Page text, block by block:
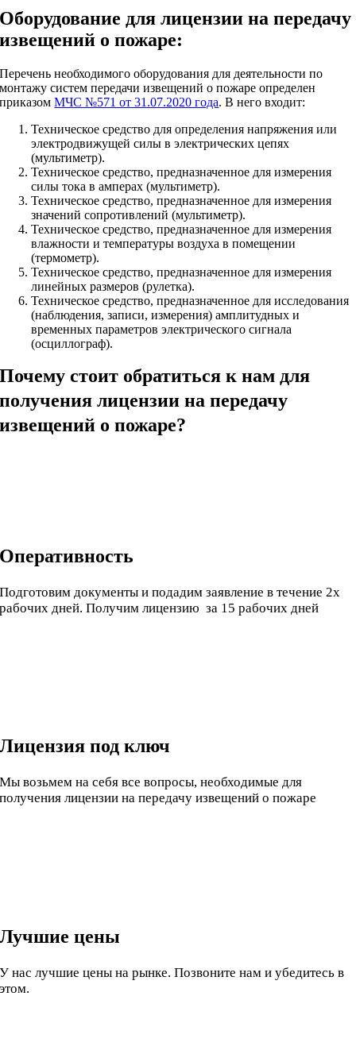
Оборудование для лицензии на передачу
извещений о пожаре:
Перечень необходимого оборудования для деятельности по
монтажу систем передачи извещений о пожаре определен
приказомМЧС №571 от 31.07.2020 года. В него входит:
Техническое средство для определения напряжения или
электродвижущей силы в электрических цепях
(мультиметр).
Техническое средство, предназначенное для измерения
силы тока в амперах (мультиметр).
Техническое средство, предназначенное для измерения
значений сопротивлений (мультиметр).
Техническое средство, предназначенное для измерения
влажности и температуры воздуха в помещении
(термометр).
Техническое средство, предназначенное для измерения
линейных размеров (рулетка).
Техническое средство, предназначенное для исследования
(наблюдения, записи, измерения) амплитудных и
временных параметров электрического сигнала
(осциллограф).
Почему стоит обратиться к нам для
получения лицензии на передачу
извещений о пожаре?
Оперативность
Подготовим документы и подадим заявление в течение 2х
рабочих дней. Получим лицензию за 15 рабочих дней
Лицензия под ключ
Мы возьмем на себя все вопросы, необходимые для
получения лицензии на передачу извещений о пожаре
Лучшие цены
У нас лучшие цены на рынке. Позвоните нам и убедитесь в
этом.